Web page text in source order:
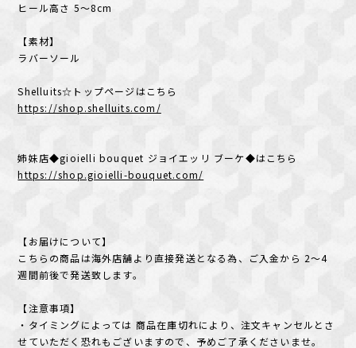
ヒール高さ 5～8cm
【素材】
ラバーソール
Shelluits☆トップページはこちら
https://shop.shelluits.com/
姉妹店◆gioielli bouquet ジョイエッリ ブーケ◆はこちら
https://shop.gioielli-bouquet.com/
【お届けについて】
こちらの商品は海外店舗より直接発送となる為、ご入金から 2〜4
週間前後で発送致します。
【注意事項】
・タイミングによっては 商品在庫切れにより、注文キャンセルとさ
せていただく恐れもございますので、予めご了承くださいませ。